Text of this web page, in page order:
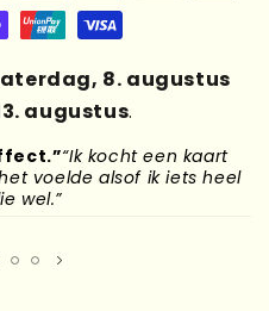
8. augustus
augustus.
“Ik kocht een kaart
voelde alsof ik iets heel
wel.”